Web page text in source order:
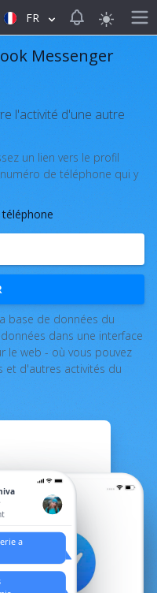
FR View
Messenger
l'activité d'une autre
un lien vers le profil
de téléphone qui y
base de données du
dans une interface
le web - où vous pouvez
et d'autres activités du
a